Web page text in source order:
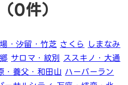
（0件）
・汐留・竹芝 さくら
しまなみ
サロマ・紋別
ススキノ・大通
・養父・和田山 ハーバーラン